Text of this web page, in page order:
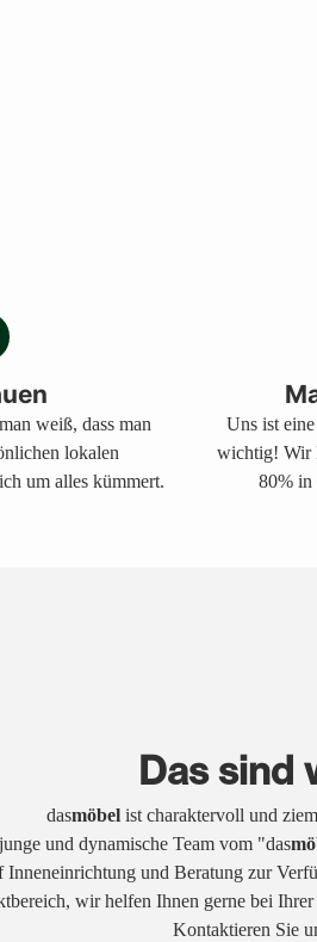
weiß, dass man
lokalen
um alles kümmert.
Uns ist
wichtig! Wir
80% in
Das sind
dasmöbelist charaktervoll und
und dynamische Team vom "das
Inneneinrichtung und Beratung zur
wir helfen Ihnen gerne bei
Kontaktieren Sie